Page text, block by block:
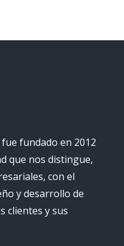
fundado en 2012
que nos distingue,
con el
y desarrollo de
clientes y sus